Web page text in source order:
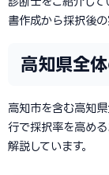
書作成から採択後の
高知県全
高知市を含む高知
行で採択率を高め
解説しています。